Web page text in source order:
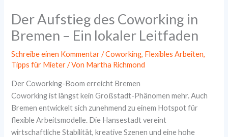
Der Aufstieg des Coworking in
Bremen – Ein lokaler Leitfaden
Schreibe einen Kommentar /Coworking, Flexibles Arbeiten,
Tipps für Mieter/ Von Martha Richmond
Der Coworking-Boom erreicht Bremen
Coworking ist längst kein Großstadt-Phänomen mehr. Auch
Bremen entwickelt sich zunehmend zu einem Hotspot für
flexible Arbeitsmodelle. Die Hansestadt vereint
wirtschaftliche Stabilität, kreative Szenen und eine hohe